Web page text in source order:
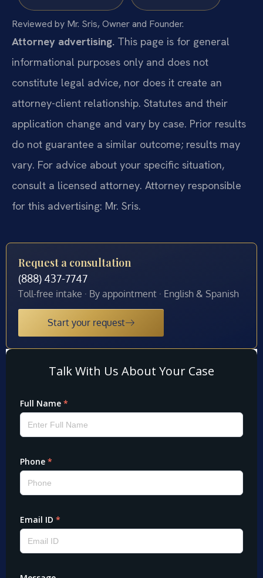
Reviewed by Mr. Sris, Owner and Founder.
Attorney advertising. This page is for general
informational purposes only and does not
constitute legal advice, nor does it create an
attorney-client relationship. Statutes and their
application change and vary by case. Prior results
do not guarantee a similar outcome; results may
vary. For advice about your specific situation,
consult a licensed attorney. Attorney responsible
for this advertising: Mr. Sris.
Request a consultation
(888) 437-7747
Toll-free intake · By appointment · English & Spanish
Start your request